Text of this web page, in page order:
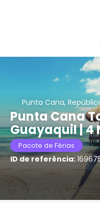
Punta Cana,
Punta Cana
Guayaquil | 4
Pacote de Férias
ID de referência: